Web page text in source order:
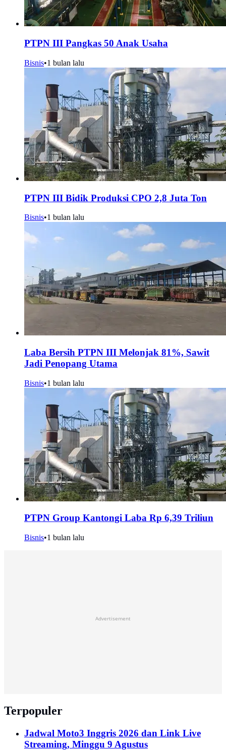
PTPN III Pangkas 50 Anak Usaha
Bisnis•1 bulan lalu
PTPN III Bidik Produksi CPO 2,8 Juta Ton
Bisnis•1 bulan lalu
Laba Bersih PTPN III Melonjak 81%, Sawit
Jadi Penopang Utama
Bisnis•1 bulan lalu
PTPN Group Kantongi Laba Rp 6,39 Triliun
Bisnis•1 bulan lalu
Advertisement
Terpopuler
Jadwal Moto3 Inggris 2026 dan Link Live
Streaming, Minggu 9 Agustus